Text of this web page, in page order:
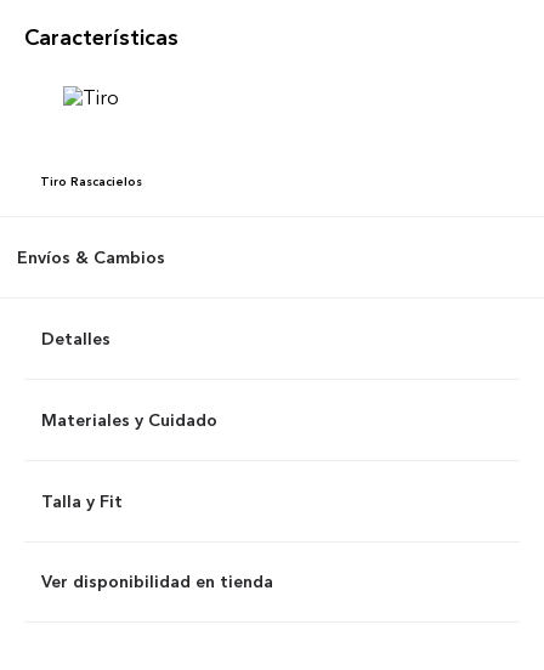
Características
Tiro Rascacielos
Envíos & Cambios
Detalles
Materiales y Cuidado
Talla y Fit
Ver disponibilidad en tienda